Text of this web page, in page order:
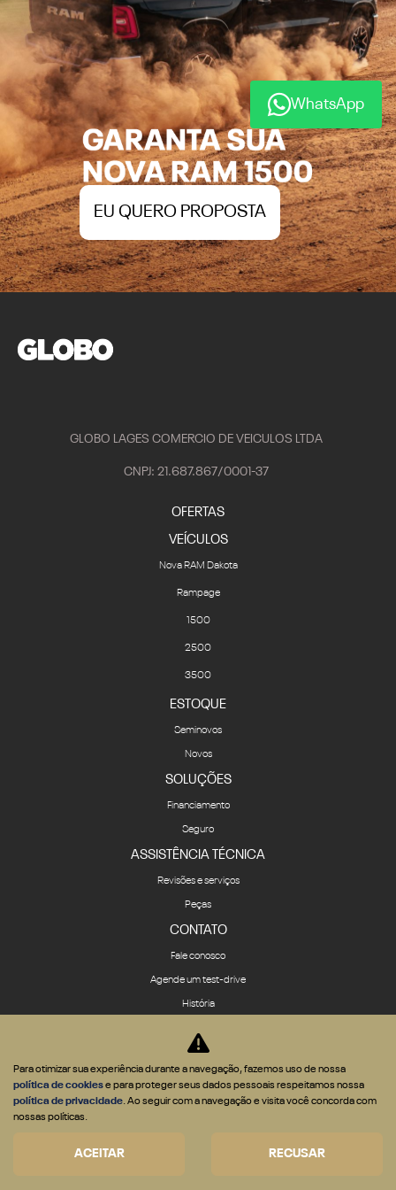
EU QUERO PROPOSTA
GLOBO LAGES COMERCIO DE VEICULOS LTDA
CNPJ: 21.687.867/0001-37
OFERTAS
VEÍCULOS
Nova RAM Dakota
Rampage
1500
2500
3500
ESTOQUE
Seminovos
Novos
SOLUÇÕES
Financiamento
Seguro
ASSISTÊNCIA TÉCNICA
Revisões e serviços
Peças
CONTATO
Fale conosco
Agende um test-drive
História
Política de privacidade
Política de cookies
WhatsApp
Para otimizar sua experiência durante a navegação, fazemos uso de nossa
política de cookiese para proteger seus dados pessoais respeitamos nossa
política de privacidade. Ao seguir com a navegação e visita você concorda com
nossas políticas.
ACEITAR RECUSAR